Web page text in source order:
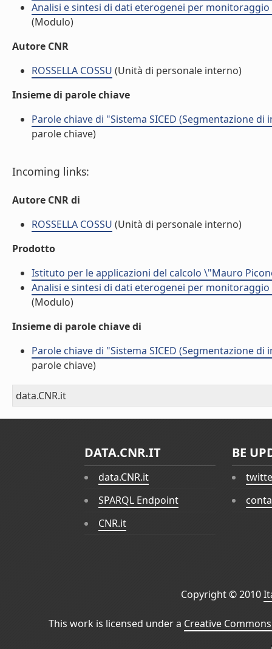
Analisi e sintesi di dati eterogenei per monitoraggio
(Modulo)
Autore CNR
ROSSELLA COSSU (Unità di personale interno)
Insieme di parole chiave
Parole chiave di "Sistema SICED (Segmentazione
parole chiave)
Incoming links:
Autore CNR di
ROSSELLA COSSU (Unità di personale interno)
Prodotto
Istituto per le applicazioni del calcolo \"Mauro
Analisi e sintesi di dati eterogenei per monitoraggio
(Modulo)
Insieme di parole chiave di
Parole chiave di "Sistema SICED (Segmentazione
parole chiave)
data.CNR.it
DATA.CNR.IT
data.CNR.it
SPARQL Endpoint
CNR.it
BE
Copyright © 2010
This work is licensed under a Creative